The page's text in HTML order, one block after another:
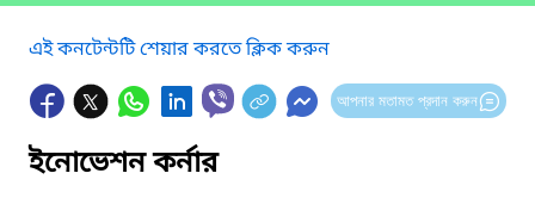
এই কনটেন্টটি শেয়ার করতে ক্লিক করুন
আপনার মতামত প্রদান করুন
ইনোভেশন কর্নার